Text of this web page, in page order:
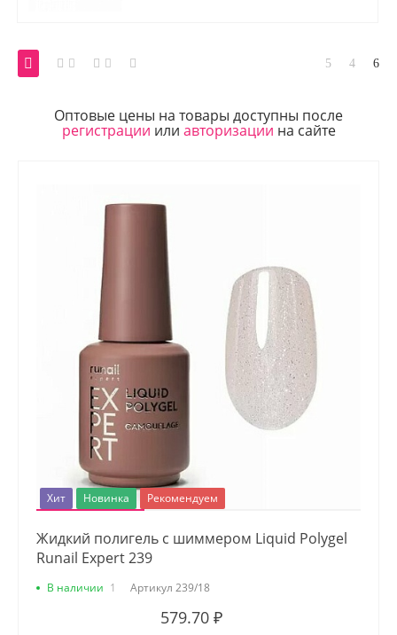
Оптовые цены на товары доступны после
регистрации или авторизации на сайте
Хит Новинка Рекомендуем
Жидкий полигель с шиммером Liquid Polygel
Runail Expert 239
В наличии 1 Артикул 239/18
579.70 ₽